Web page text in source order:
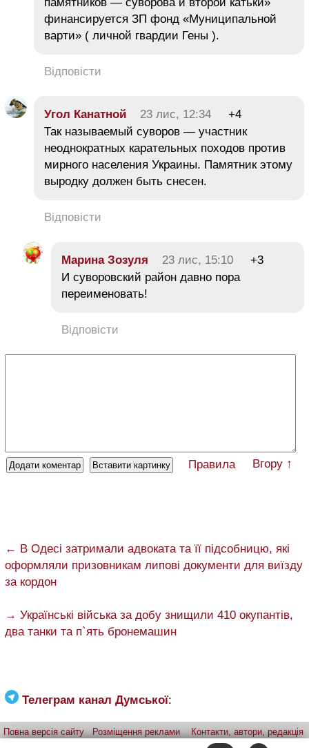
финансируется ЗП фонд «Муниципальной
варти» ( личной гвардии Гены ).
Відповісти
Угол Канатной 23 лис, 12:34
+4
Так называемый суворов — участник
неоднократных карательных походов против
мирного населения Украины. Памятник этому
выродку должен быть снесен.
Відповісти
Марина Зозуля 23 лис, 15:10
+3
И суворовский район давно пора
переименовать!
Відповісти
Правила Вгору ↑
← В Одесі затримали адвоката та її підсобницю, які
оформляли призовникам липові документи для виїзду
за кордон
→ Українські війська за добу знищили 410 окупантів,
два танки та п`ять бронемашин
Телеграм канал Думської:
Повна версія сайту Розміщення реклами
Контакти, автори, редакція